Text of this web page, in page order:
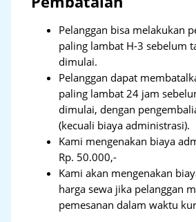
Pelanggan bisa melakukan
paling lambat H-3 sebelum
dimulai.
Pelanggan dapat
paling lambat 24 jam
dimulai, dengan
(kecuali biaya administrasi).
Kami mengenakan biaya
Rp. 50.000,-
Kami akan mengenakan
harga sewa jika pelanggan
pemesanan dalam waktu